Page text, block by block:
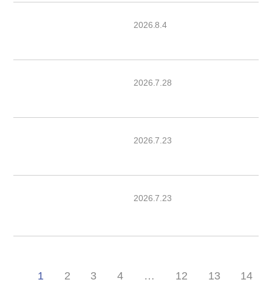
2026.8.4
2026.7.28
2026.7.23
2026.7.23
1 2 3 4 … 12 13
14